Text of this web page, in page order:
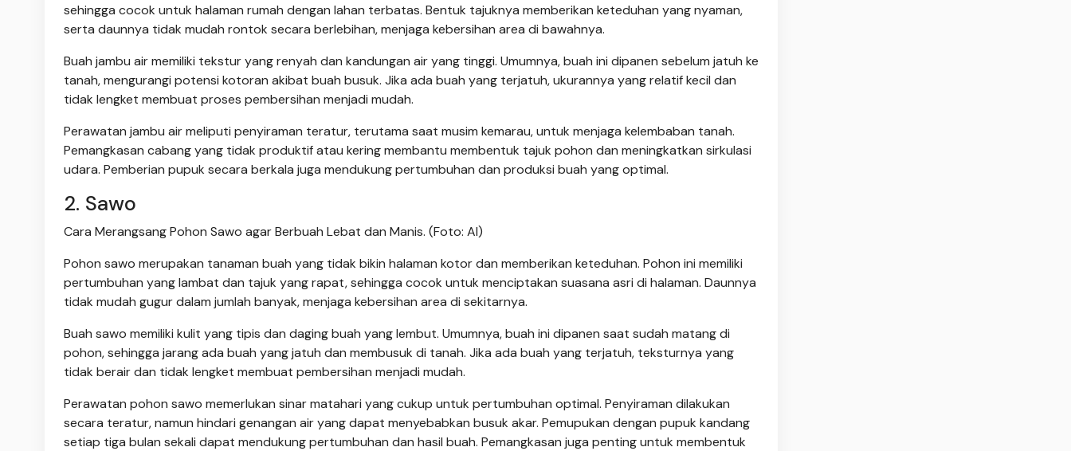
sehingga cocok untuk halaman rumah dengan lahan terbatas. Bentuk tajuknya memberikan keteduhan yang nyaman,
serta daunnya tidak mudah rontok secara berlebihan, menjaga kebersihan area di bawahnya.
Buah jambu air memiliki tekstur yang renyah dan kandungan air yang tinggi. Umumnya, buah ini dipanen sebelum jatuh ke
tanah, mengurangi potensi kotoran akibat buah busuk. Jika ada buah yang terjatuh, ukurannya yang relatif kecil dan
tidak lengket membuat proses pembersihan menjadi mudah.
Perawatan jambu air meliputi penyiraman teratur, terutama saat musim kemarau, untuk menjaga kelembaban tanah.
Pemangkasan cabang yang tidak produktif atau kering membantu membentuk tajuk pohon dan meningkatkan sirkulasi
udara. Pemberian pupuk secara berkala juga mendukung pertumbuhan dan produksi buah yang optimal.
2. Sawo
Cara Merangsang Pohon Sawo agar Berbuah Lebat dan Manis. (Foto: AI)
Pohon sawo merupakan tanaman buah yang tidak bikin halaman kotor dan memberikan keteduhan. Pohon ini memiliki
pertumbuhan yang lambat dan tajuk yang rapat, sehingga cocok untuk menciptakan suasana asri di halaman. Daunnya
tidak mudah gugur dalam jumlah banyak, menjaga kebersihan area di sekitarnya.
Buah sawo memiliki kulit yang tipis dan daging buah yang lembut. Umumnya, buah ini dipanen saat sudah matang di
pohon, sehingga jarang ada buah yang jatuh dan membusuk di tanah. Jika ada buah yang terjatuh, teksturnya yang
tidak berair dan tidak lengket membuat pembersihan menjadi mudah.
Perawatan pohon sawo memerlukan sinar matahari yang cukup untuk pertumbuhan optimal. Penyiraman dilakukan
secara teratur, namun hindari genangan air yang dapat menyebabkan busuk akar. Pemupukan dengan pupuk kandang
setiap tiga bulan sekali dapat mendukung pertumbuhan dan hasil buah. Pemangkasan juga penting untuk membentuk